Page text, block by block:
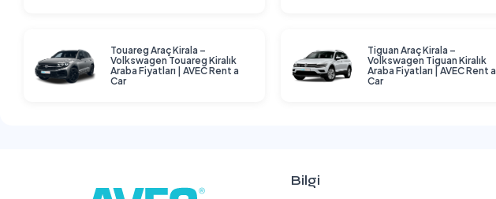
Touareg Araç Kirala –
Volkswagen Touareg Kiralık
Araba Fiyatları | AVEC Rent a
Car
Tiguan Araç Kirala –
Volkswagen Tiguan Kiralık
Araba Fiyatları | AVEC Rent a
Car
Bilgi